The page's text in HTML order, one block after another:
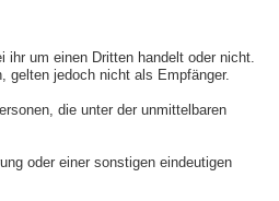
ihr um einen Dritten handelt oder nicht.
gelten jedoch nicht als Empfänger.
die unter der unmittelbaren
oder einer sonstigen eindeutigen